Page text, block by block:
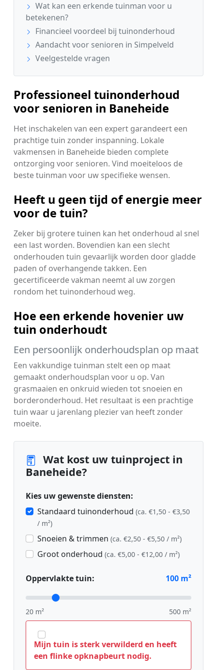
Wat kan een erkende tuinman voor u
betekenen?
Financieel voordeel bij tuinonderhoud
Aandacht voor senioren in Simpelveld
Veelgestelde vragen
Professioneel tuinonderhoud
voor senioren in Baneheide
Het inschakelen van een expert garandeert een
prachtige tuin zonder inspanning. Lokale
vakmensen in Baneheide bieden complete
ontzorging voor senioren. Vind moeiteloos de
beste tuinman voor uw specifieke wensen.
Heeft u geen tijd of energie meer
voor de tuin?
Zeker bij grotere tuinen kan het onderhoud al snel
een last worden. Bovendien kan een slecht
onderhouden tuin gevaarlijk worden door gladde
paden of overhangende takken. Een
gecertificeerde vakman neemt al uw zorgen
rondom het tuinonderhoud weg.
Hoe een erkende hovenier uw
tuin onderhoudt
Een persoonlijk onderhoudsplan op maat
Een vakkundige tuinman stelt een op maat
gemaakt onderhoudsplan voor u op. Van
grasmaaien en onkruid wieden tot snoeien en
borderonderhoud. Het resultaat is een prachtige
tuin waar u jarenlang plezier van heeft zonder
moeite.
Wat kost uw tuinproject in
Baneheide?
Kies uw gewenste diensten:
Standaard tuinonderhoud (ca. €1,50 - €3,50
/ m²)
Snoeien & trimmen (ca. €2,50 - €5,50 / m²)
Groot onderhoud (ca. €5,00 - €12,00 / m²)
Oppervlakte tuin: 100 m²
20 m² 500 m²
Mijn tuin is sterk verwilderd en heeft
een flinke opknapbeurt nodig.